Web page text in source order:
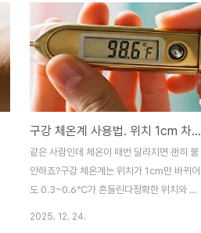
불균형과 장 운동성 변화, 통증 민감도가 겹
쳐 생긴다. 그래서 같은 음식도 사람마다 반
응이 다를 수 있어요. 공통 전략은 간단해요.
저FODMAP 을 기본으로 하고, 수용성 섬유
를 천천히 늘리며, 자극적인 지방·카페인·알
코올을 줄이면 증상이 부드러워져요. 불용성
섬유(밀기울·생양배추 위주)는 초반에 자극이
될 수 있다. 과민성 대장증후군에 좋은 음식
10가지부드러운 탄수화물로 속을 쉬게 ..
구강 체온계 사용법. 위치 1cm 차이에 체온 확 바뀜
같은 사람인데 체온이 매번 달라지면 괜히 불
안하죠?구강 체온계는 위치가 1cm만 바뀌어
도 0.3~0.6℃가 흔들린다정확한 위치와 순
2025. 12. 24.